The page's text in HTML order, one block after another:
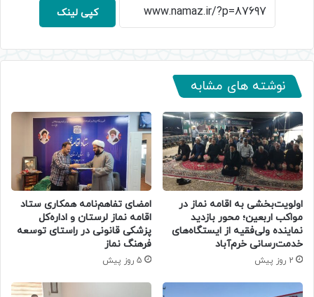
کپی لینک
نوشته های مشابه
اولویت‌بخشی به اقامه نماز در
مواکب اربعین؛ محور بازدید
نماینده ولی‌فقیه از ایستگاه‌های
خدمت‌رسانی خرم‌آباد
2 روز پیش
امضای تفاهم‌نامه همکاری ستاد
اقامه نماز لرستان و اداره‌کل
پزشکی قانونی در راستای توسعه
فرهنگ نماز
5 روز پیش